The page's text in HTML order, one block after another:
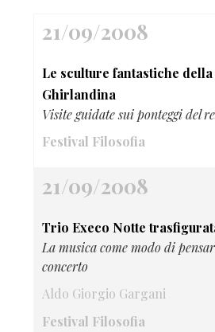
21/09/2008
Le sculture fantastiche
Ghirlandina
Visite guidate sui ponteggi del
Festival Filosofia
21/09/2008
Trio Execo Notte
La musica come modo di
concerto
Aldo Giorgio Gargani
Festival Filosofia